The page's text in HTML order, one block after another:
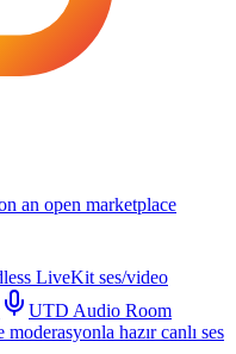
an open marketplace
LiveKit ses/video
UTD Audio Room
hazır canlı ses